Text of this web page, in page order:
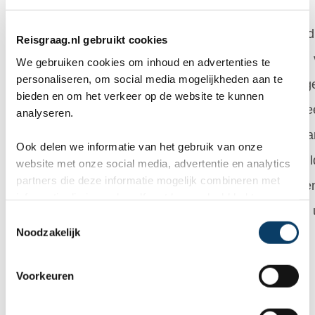
Reisgraag.nl gebruikt cookies
We gebruiken cookies om inhoud en advertenties te
personaliseren, om social media mogelijkheden aan te
bieden en om het verkeer op de website te kunnen
analyseren.
Ook delen we informatie van het gebruik van onze
website met onze social media, advertentie en analytics
partners die deze informatie mogelijk combineren met
Noodzakelijk
Voorkeuren
Je boekt een panoramatrein voor de Glacer Express,
je niet, ter compensatie een ander treinritje, op de dag
Glacer Express denk je dan een andere wagon te
je krijgt een stoptrein met tientallen stops en ook nog
overstappen, we hadden de Glacier Express ons iets
voorgesteld, voordat we weggingen hier al over
ook na deze week div mailtjes, maar echt
dat doet deze organisatie ziet, of terwijl zoek het maar